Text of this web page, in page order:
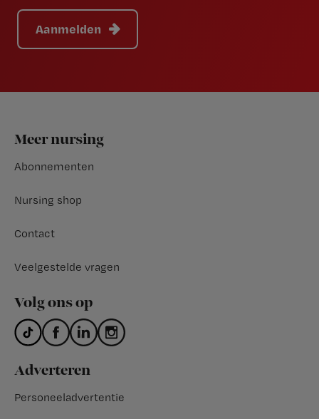
Aanmelden
Footer
Meer nursing
Abonnementen
Nursing shop
Contact
Veelgestelde vragen
Volg ons op
Adverteren
Personeeladvertentie